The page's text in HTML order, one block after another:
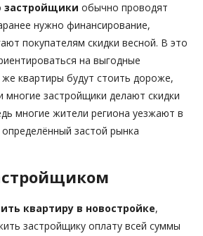
застройщики обычно проводят
нужно финансирование,
покупателям скидки весной. В это
на выгодные
квартиры будут стоить дороже,
многие застройщики делают скидки
многие жители региона уезжают в
застой рынка
квартиру в новостройке,
застройщику оплату всей суммы